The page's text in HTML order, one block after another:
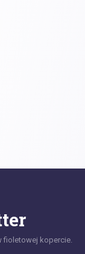
fioletowej kopercie.